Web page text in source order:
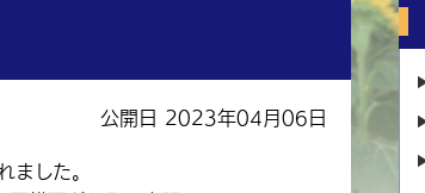
公開日 2023年04月06日
した。